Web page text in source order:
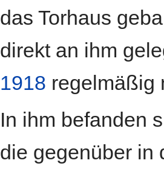
das Torhaus
direkt an ihm
1918 regelmäßig
In ihm befanden
die gegenüber in